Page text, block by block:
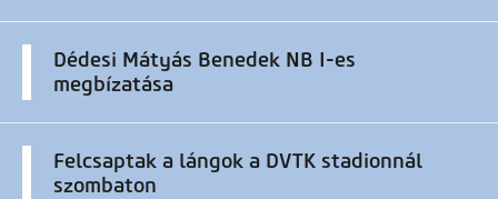
Dédesi Mátyás Benedek NB I-es
megbízatása
Felcsaptak a lángok a DVTK stadionnál
szombaton